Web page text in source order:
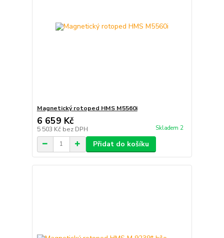
Magnetický rotoped HMS M5560i
6 659 Kč
5 503 Kč bez DPH Skladem 2
Přidat do košíku